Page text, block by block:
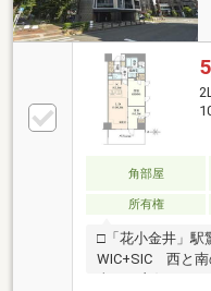
角部屋
所有権
□「花小金井」駅
WIC+SIC 西と南